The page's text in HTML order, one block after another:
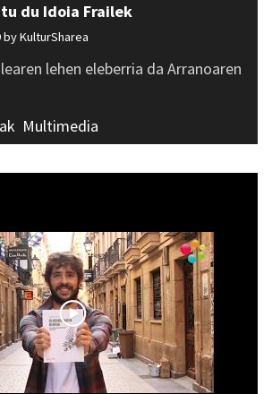
du Idoia Frailek
byKulturSharea
lehen eleberria da Arranoaren
Multimedia